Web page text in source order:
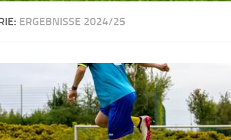
ERGEBNISSE 2024/25